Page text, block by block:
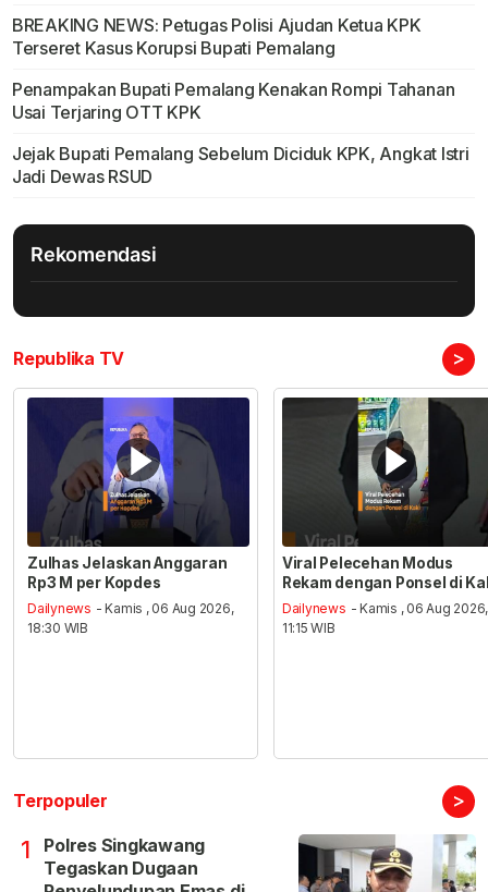
BREAKING NEWS: Petugas Polisi Ajudan Ketua KPK
Terseret Kasus Korupsi Bupati Pemalang
Penampakan Bupati Pemalang Kenakan Rompi Tahanan
Usai Terjaring OTT KPK
Jejak Bupati Pemalang Sebelum Diciduk KPK, Angkat Istri
Jadi Dewas RSUD
Rekomendasi
Republika TV >
Zulhas Jelaskan Anggaran
Rp3 M per Kopdes
Dailynews - Kamis , 06 Aug 2026,
18:30 WIB
Viral Pelecehan Modus
Rekam dengan Ponsel di
Dailynews - Kamis , 06 Aug 2026,
11:15 WIB
Terpopuler >
1
Polres Singkawang
Tegaskan Dugaan